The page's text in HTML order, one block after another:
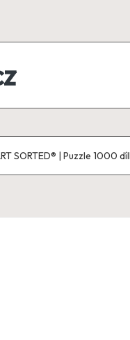
SORTED® | Puzzle 1000